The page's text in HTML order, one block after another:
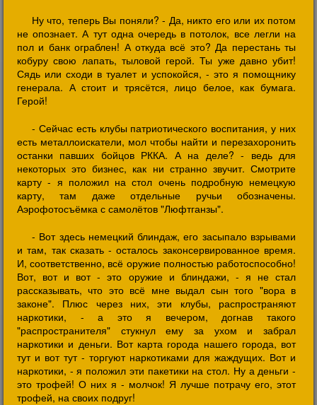
Ну что, теперь Вы поняли? - Да, никто его или их потом
не опознает. А тут одна очередь в потолок, все легли на
пол и банк ограблен! А откуда всё это? Да перестань ты
кобуру свою лапать, тыловой герой. Ты уже давно убит!
Сядь или сходи в туалет и успокойся, - это я помощнику
генерала. А стоит и трясётся, лицо белое, как бумага.
Герой!
- Сейчас есть клубы патриотического воспитания, у них
есть металлоискатели, мол чтобы найти и перезахоронить
останки павших бойцов РККА. А на деле? - ведь для
некоторых это бизнес, как ни странно звучит. Смотрите
карту - я положил на стол очень подробную немецкую
карту, там даже отдельные ручьи обозначены.
Аэрофотосъёмка с самолётов "Люфтганзы".
- Вот здесь немецкий блиндаж, его засыпало взрывами
и там, так сказать - осталось законсервированное время.
И, соответственно, всё оружие полностью работоспособно!
Вот, вот и вот - это оружие и блиндажи, - я не стал
рассказывать, что это всё мне выдал сын того "вора в
законе". Плюс через них, эти клубы, распространяют
наркотики, - а это я вечером, догнав такого
"распространителя" стукнул ему за ухом и забрал
наркотики и деньги. Вот карта города нашего города, вот
тут и вот тут - торгуют наркотиками для жаждущих. Вот и
наркотики, - я положил эти пакетики на стол. Ну а деньги -
это трофей! О них я - молчок! Я лучше потрачу его, этот
трофей, на своих подруг!